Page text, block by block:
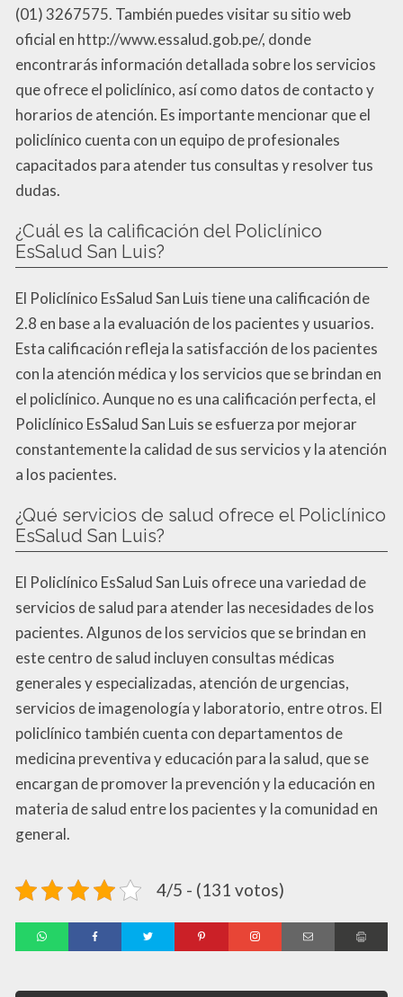
(01) 3267575. También puedes visitar su sitio web
oficial en http://www.essalud.gob.pe/, donde
encontrarás información detallada sobre los servicios
que ofrece el policlínico, así como datos de contacto y
horarios de atención. Es importante mencionar que el
policlínico cuenta con un equipo de profesionales
capacitados para atender tus consultas y resolver tus
dudas.
¿Cuál es la calificación del Policlínico
EsSalud San Luis?
El Policlínico EsSalud San Luis tiene una calificación de
2.8 en base a la evaluación de los pacientes y usuarios.
Esta calificación refleja la satisfacción de los pacientes
con la atención médica y los servicios que se brindan en
el policlínico. Aunque no es una calificación perfecta, el
Policlínico EsSalud San Luis se esfuerza por mejorar
constantemente la calidad de sus servicios y la atención
a los pacientes.
¿Qué servicios de salud ofrece el Policlínico
EsSalud San Luis?
El Policlínico EsSalud San Luis ofrece una variedad de
servicios de salud para atender las necesidades de los
pacientes. Algunos de los servicios que se brindan en
este centro de salud incluyen consultas médicas
generales y especializadas, atención de urgencias,
servicios de imagenología y laboratorio, entre otros. El
policlínico también cuenta con departamentos de
medicina preventiva y educación para la salud, que se
encargan de promover la prevención y la educación en
materia de salud entre los pacientes y la comunidad en
general.
4/5 - (131 votos)